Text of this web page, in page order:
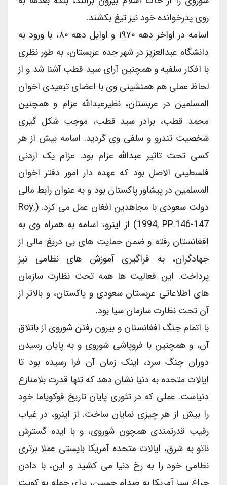
روی پدرخوانده خود نیز تیغ بکشند.
اسامه در اواخر دهه ۱۹۷۰ و اوایل دهه ۸۰، با ورود به
دانشگاه عبدالعزیز در شهر جده عربستان، به طور نظری
با افکار سلفیه و همچنین آرای سید قطب آشنا شد و از
لحاظ عملی هم همنشینی وی با اعضای تبعیدی اخوان
المسلمین در عربستان، نظیرعبدالله عزام و همچنین
محمد قطب، برادر سید قطب، موجب شکل گیری
شخصیت تندرو و سلفی وی گردید. اسامه بیش از هر
کسی تحت تاثیر عبدالله عزام بود. عزام یک اردنی
فلسطینی الاصل بود که عهده دار امور دفتر اخوان
المسلمین در پیشاور پاکستان بود و به عنوان رابط مالی
دولت سعودی با مجاهدین افغان عمل می کرد. (Roy,
1994, PP.146-147) از اینرو، اسامه به همراه وی به
افغانستان رفته و ضمن حمایت های بی دریغ مالی از
جهادگران، به فراگیری آموزش های نظامی نیز
پرداخت. این فعالیت ها همه تحت نظارت سازمان
های اطلاعاتی عربستان سعودی و پاکستان، و بالاتر از
آن تحت نظارت سازمان سیا بود.
با اتمام جنگ افغانستان و بیرون رفتن شوروی از باتلاق
آن، و همچنین با فروپاشی شوروی و به پایان رسیدن
دوران جنگ سرد، اینک زمان آن فرا رسیده بود تا
ایالات متحده به دنیا نشان دهد که تنها قدرت بلامنازع
دنیاست. عملی که در تئوری پایان تاریخ فوکویاما خود
را بیش از هر چیزی نمایان ساخت. از اینرو، در غیاب
رقیب قدرتمندی همچون شوروی، و با ایده گسترش
ناتو به شرق، ایالات متحده آمریکا بایستی عملا برتری
نظامی خود را به رخ دنیا می کشید و این، با دادن